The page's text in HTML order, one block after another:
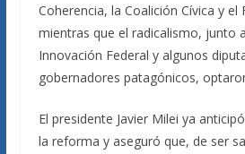
Coherencia, la Coalición Cívica y el
mientras que el radicalismo, junto
Innovación Federal y algunos
gobernadores patagónicos,
El presidente Javier Milei ya
la reforma y aseguró que, de ser